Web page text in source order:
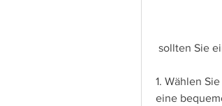
sollten Sie
1. Wählen
eine